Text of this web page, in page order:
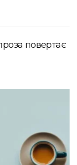
повертає